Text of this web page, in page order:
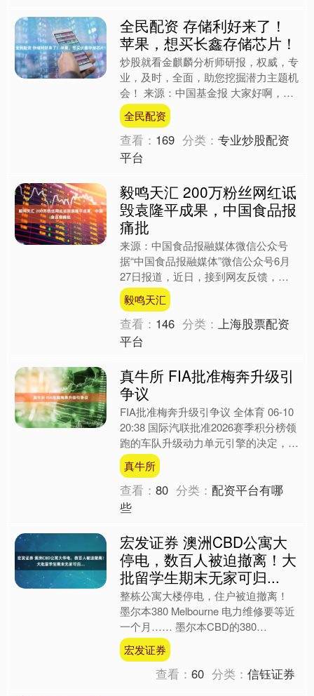
全民配资 存储利好来了！
苹果，想买长鑫存储芯片！
炒股就看金麒麟分析师研报，权威，专
业，及时，全面，助您挖掘潜力主题机
会！ 来源：中国基金报 大家好啊，简
单关注一下国产存储芯片的一个利好消
息。 6月27日，据悉....
全民配资
查看： 169 分类：专业炒股配资
平台
毅鸣天汇 200万粉丝网红诋
毁袁隆平成果，中国食品报
痛批
来源：中国食品报融媒体微信公众号
据“中国食品报融媒体”微信公众号6月
27日报道，近日，接到网友反馈，某
位在全平台粉丝量超过200万、打着“保
卫老种子”旗号的农....
毅鸣天汇
查看： 146 分类：上海股票配资
平台
真牛所 FIA批准梅奔升级引
争议
FIA批准梅奔升级引争议 全体育 06-10
20:38 国际汽联批准2026赛季积分榜领
跑的车队升级动力单元引擎的决定，引
发广泛争议。根据FIA额外开发升级
机....
真牛所
查看：80 分类：配资平台有哪
些
宏发证券 澳洲CBD公寓大
停电，数百人被迫撤离！大
批留学生期末无家可归...
整栋公寓大楼停电，住户被迫撤离！
墨尔本380 Melbourne 电力维修要等近
一个月…… 墨尔本CBD的380
Melbourne公寓自6月2日清晨起发生
大....
宏发证券
查看：60 分类：信钰证券